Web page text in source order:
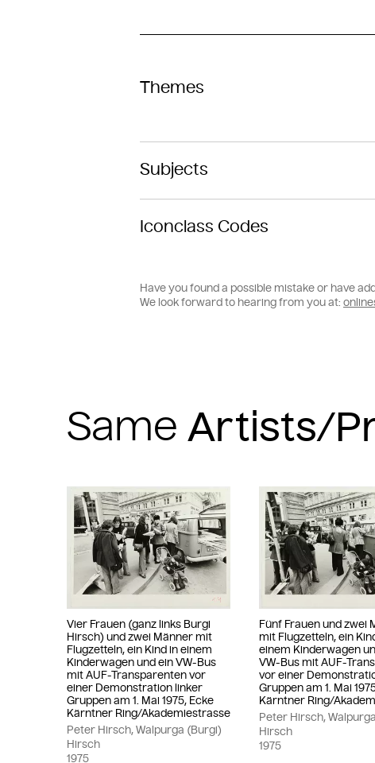
Themes
Subjects
Iconclass Codes
Have you found a possible mistake or have
We look forward to hearing from you at:
Same
Vier Frauen (ganz links Burgi
Hirsch) und zwei Männer mit
Flugzetteln, ein Kind in einem
Kinderwagen und ein VW-Bus
mit AUF-Transparenten vor
einer Demonstration linker
Gruppen am 1. Mai 1975, Ecke
Kärntner Ring/Akademiestrasse
Peter Hirsch, Walpurga (Burgi)
Hirsch
1975
Fünf Frauen und zwei
mit Flugzetteln, ein
einem Kinderwagen
VW-Bus mit AUF-
vor einer
Gruppen am 1. Mai
Kärntner Ring/
Peter Hirsch,
Hirsch
1975